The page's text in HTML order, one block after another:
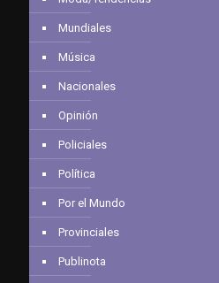
Mundiales
Música
Nacionales
Opinión
Policiales
Política
Por el Mundo
Provinciales
Publinota